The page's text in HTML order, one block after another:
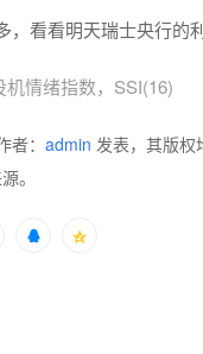
，看看明天瑞士央行的
机情绪指数，SSI(16)
： admin 发表，其版
。